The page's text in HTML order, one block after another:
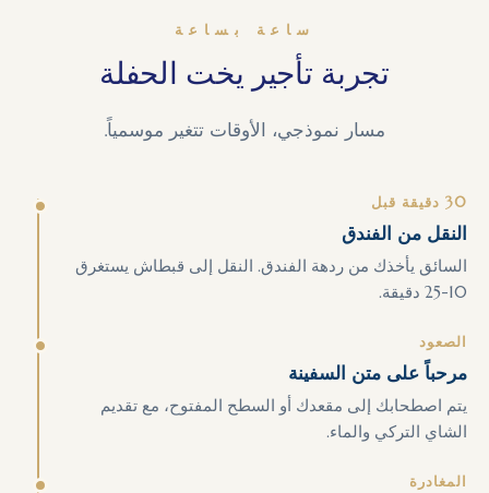
ساعة بساعة
تجربة تأجير يخت الحفلة
مسار نموذجي، الأوقات تتغير موسمياً.
30 دقيقة قبل
النقل من الفندق
السائق يأخذك من ردهة الفندق. النقل إلى قبطاش يستغرق
10-25 دقيقة.
الصعود
مرحباً على متن السفينة
يتم اصطحابك إلى مقعدك أو السطح المفتوح، مع تقديم
الشاي التركي والماء.
المغادرة